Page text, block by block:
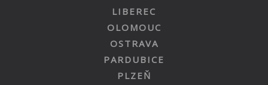
LIBEREC
OLOMOUC
OSTRAVA
PARDUBICE
PLZEŇ